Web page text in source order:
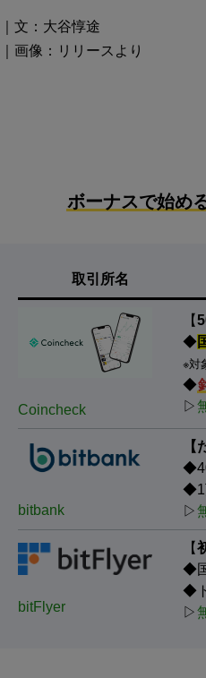
｜文：大谷惇途
｜画像：リリースより
ボーナスで始め
取引所名
Coincheck
【
◆
※対
◆
▷
bitbank
◆1
▷
bitFlyer
【
◆
◆
▷